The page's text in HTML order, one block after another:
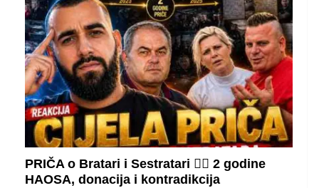
PRIČA o Bratari i Sestratari 😵‍💫 2 godine
HAOSA, donacija i kontradikcija